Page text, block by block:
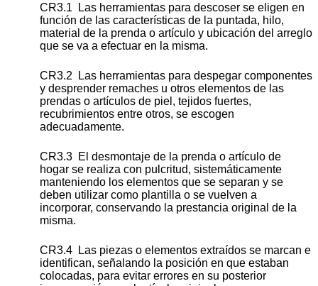
CR3.1 Las herramientas para descoser se eligen en
función de las características de la puntada, hilo,
material de la prenda o artículo y ubicación del arreglo
que se va a efectuar en la misma.
CR3.2 Las herramientas para despegar componentes
y desprender remaches u otros elementos de las
prendas o artículos de piel, tejidos fuertes,
recubrimientos entre otros, se escogen
adecuadamente.
CR3.3 El desmontaje de la prenda o artículo de
hogar se realiza con pulcritud, sistemáticamente
manteniendo los elementos que se separan y se
deben utilizar como plantilla o se vuelven a
incorporar, conservando la prestancia original de la
misma.
CR3.4 Las piezas o elementos extraídos se marcan e
identifican, señalando la posición en que estaban
colocadas, para evitar errores en su posterior